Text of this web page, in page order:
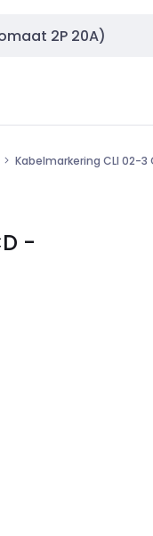
Kabelmarkering CLI 02-3
-